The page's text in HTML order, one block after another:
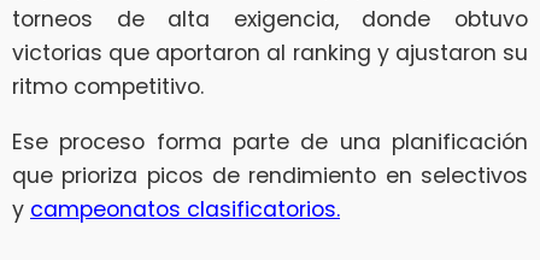
torneos de alta exigencia, donde obtuvo
victorias que aportaron al ranking y ajustaron su
ritmo competitivo.
Ese proceso forma parte de una planificación
que prioriza picos de rendimiento en selectivos
y campeonatos clasificatorios.